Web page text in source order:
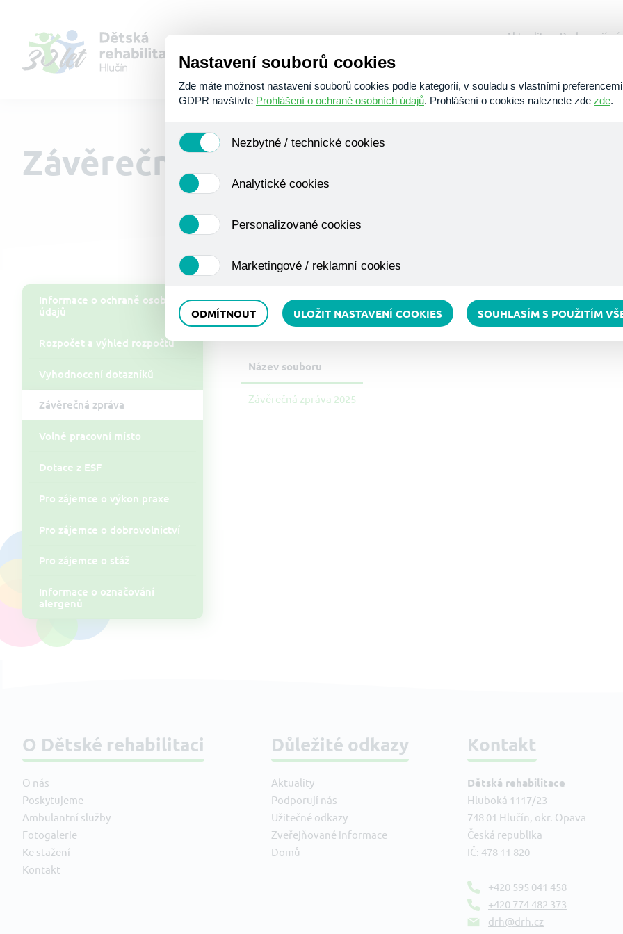
Aktuality Podporují
Závěrečná zpráva
Informace o ochraně osobních
údajů
Rozpočet a výhled rozpočtu
Vyhodnocení dotazníků
Závěrečná zpráva
Volné pracovní místo
Dotace z ESF
Pro zájemce o výkon praxe
Pro zájemce o dobrovolnictví
Pro zájemce o stáž
Informace o označování
alergenů
Soubory ke stažení
Název souboru
Závěrečná zpráva 2025
O Dětské rehabilitaci
O nás
Poskytujeme
Ambulantní služby
Fotogalerie
Ke stažení
Kontakt
Důležité odkazy
Aktuality
Podporují nás
Užitečné odkazy
Zveřejňované informace
Domů
Kontakt
Dětská rehabilitace
Hluboká 1117/23
748 01 Hlučín, okr. Opava
Česká republika
IČ: 478 11 820
+420 595 041 458
+420 774 482 373
drh@drh.cz
Nastavení souborů cookies
Zde máte možnost nastavení souborů cookies podle kategorií, v souladu s vlastními
GDPR navštivte Prohlášení o ochraně osobních údajů. Prohlášení o cookies naleznete zde zde.
Nezbytné / technické cookies
Používají se mimo jiné k ukládání produktů v nákupním košíku, ovládání filtrů a také nastavení
Analytické cookies
se již nejedná o osobní údaje, protože anonymizované cookies nelze přiřadit konkrétnímu
Personalizované cookies
zkušenosti. Díky nim můžeme nabídku přímo přizpůsobit vašim preferencím, což vám pomůže
Marketingové / reklamní cookies
ODMÍTNOUT
ULOŽIT NASTAVENÍ COOKIES SOUHLASÍM S POUŽITÍM